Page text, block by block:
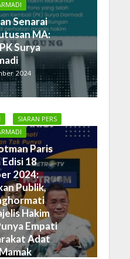
Senarai
MA:
Surya
2024
SIARAN PERS
Paris
18
2024:
Publik,
Hakim
Empati
Adat